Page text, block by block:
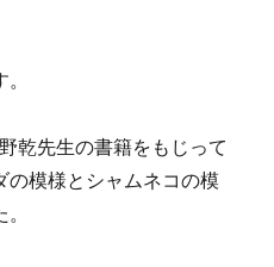
乾先生の書籍をもじって
の模様とシャムネコの模